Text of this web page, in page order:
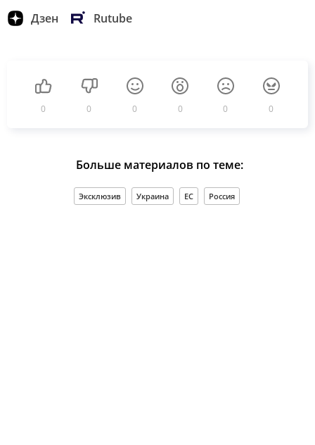
Дзен Rutube
0 0 0 0 0 0
Больше материалов по теме:
Эксклюзив Украина ЕС Россия